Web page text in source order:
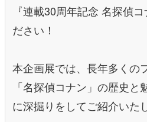
『連載30周年記念 名探偵
ださい！
本企画展では、長年多くの
「名探偵コナン」の歴史と
に深掘りをしてご紹介いた